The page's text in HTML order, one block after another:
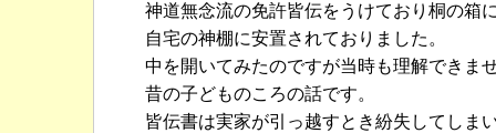
神道無念流の免許皆伝をうけており桐の箱
自宅の神棚に安置されておりました。
中を開いてみたのですが当時も理解できま
昔の子どものころの話です。
皆伝書は実家が引っ越すとき紛失してしま